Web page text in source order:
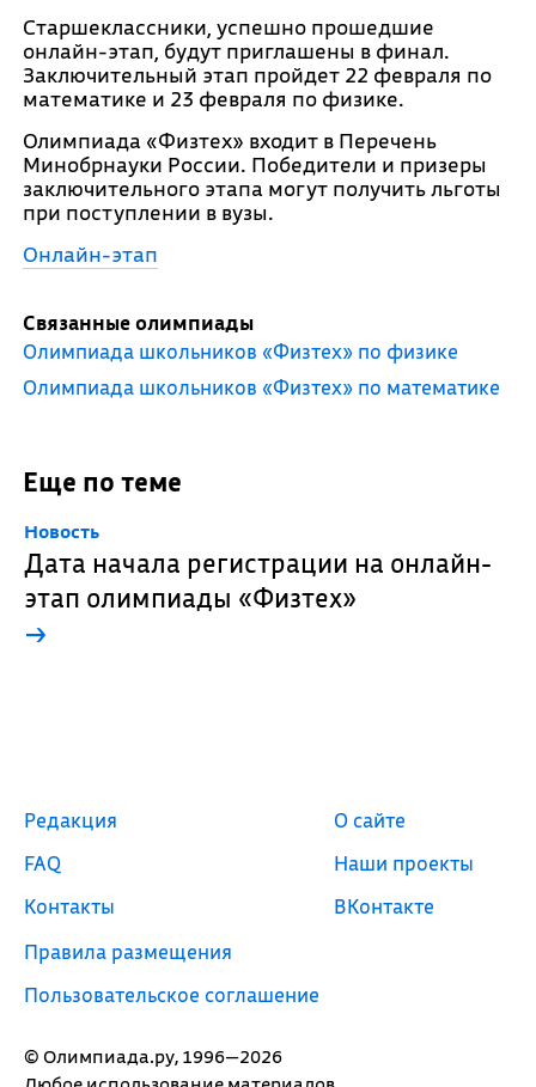
Старшеклассники, успешно прошедшие
онлайн-этап, будут приглашены в финал.
Заключительный этап пройдет 22 февраля по
математике и 23 февраля по физике.
Олимпиада «Физтех» входит в Перечень
Минобрнауки России. Победители и призеры
заключительного этапа могут получить льготы
при поступлении в вузы.
Онлайн-этап
Связанные олимпиады
Олимпиада школьников «Физтех» по физике
Олимпиада школьников «Физтех» по математике
Еще по теме
Новость
Дата начала регистрации на онлайн-
этап олимпиады «Физтех»
→
© Олимпиада.ру, 1996—2026
Редакция
FAQ
Контакты
Правила размещения
Пользовательское соглашение
О сайте
Наши проекты
ВКонтакте